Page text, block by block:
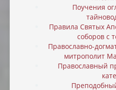
Поучения
Правила Святых
соборов с
Православно-
митрополит
Православный